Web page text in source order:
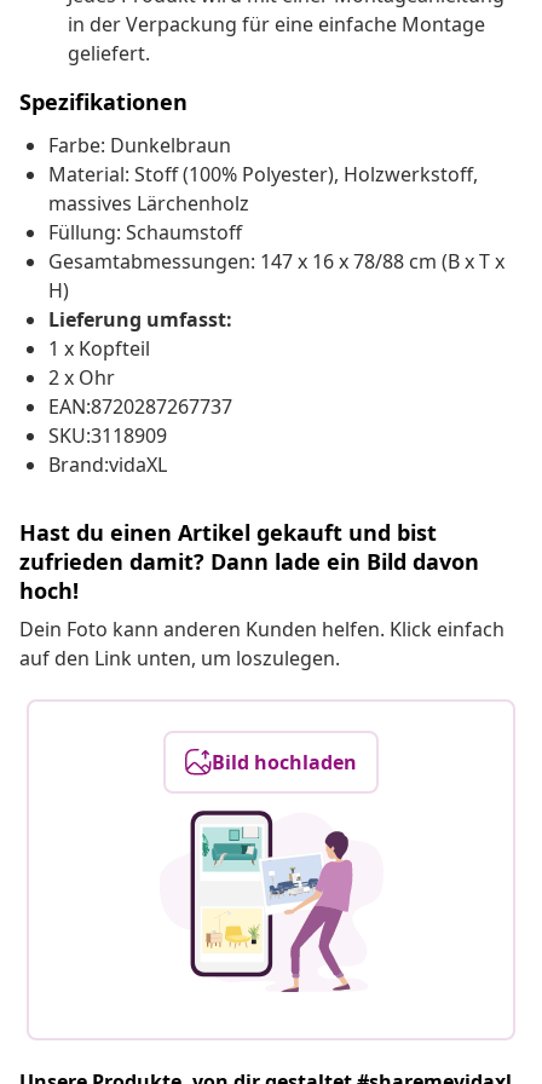
in der Verpackung für eine einfache Montage
geliefert.
Spezifikationen
Farbe: Dunkelbraun
Material: Stoff (100% Polyester), Holzwerkstoff,
massives Lärchenholz
Füllung: Schaumstoff
Gesamtabmessungen: 147 x 16 x 78/88 cm (B x T x
H)
Lieferung umfasst:
1 x Kopfteil
2 x Ohr
EAN:8720287267737
SKU:3118909
Brand:vidaXL
Hast du einen Artikel gekauft und bist
zufrieden damit? Dann lade ein Bild davon
hoch!
Dein Foto kann anderen Kunden helfen. Klick einfach
auf den Link unten, um loszulegen.
Bild hochladen